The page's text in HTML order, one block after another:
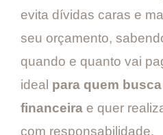
evita dívidas caras e
seu orçamento,
quando e quanto vai
ideal para quem
financeira e quer
com responsabilidade.